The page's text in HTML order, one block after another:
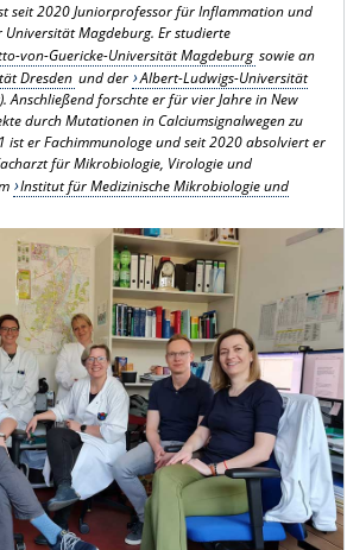
seit 2020 Juniorprofessor für Inflammation und
Magdeburg. Er studierte
von-Guericke-Universität Magdeburg sowie an
Dresden und der Albert-Ludwigs-Universität
Anschließend forschte er für vier Jahre in New
durch Mutationen in Calciumsignalwegen zu
ist er Fachimmunologe und seit 2020 absolviert er
für Mikrobiologie, Virologie und
Institut für Medizinische Mikrobiologie und